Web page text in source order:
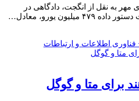
به نقل از انگجت، دادگاهی در
میلیون یورو، معادل…
فناوری اطلاعات و ارتباطات
برای متا و گوگل